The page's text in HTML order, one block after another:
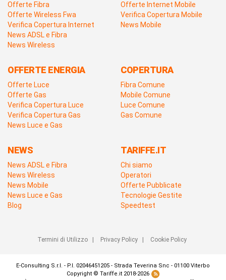
Offerte Fibra
Offerte Wireless Fwa
Verifica Copertura Internet
News ADSL e Fibra
News Wireless
Offerte Internet Mobile
Verifica Copertura Mobile
News Mobile
OFFERTE ENERGIA
Offerte Luce
Offerte Gas
Verifica Copertura Luce
Verifica Copertura Gas
News Luce e Gas
COPERTURA
Fibra Comune
Mobile Comune
Luce Comune
Gas Comune
NEWS
News ADSL e Fibra
News Wireless
News Mobile
News Luce e Gas
Blog
TARIFFE.IT
Chi siamo
Operatori
Offerte Pubblicate
Tecnologie Gestite
Speedtest
Termini di Utilizzo| Privacy Policy| Cookie Policy
E-Consulting S.r.l. - P.I. 02046451205 - Strada Teverina Snc - 01100 Viterbo
Copyright © Tariffe.it 2018-2026